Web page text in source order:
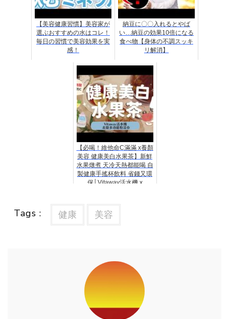
【美容健康習慣】美容家が
選ぶおすすめの水はコレ！
毎日の習慣で美容効果を実
感！
納豆に〇〇入れるとやば
い…納豆の効果10倍になる
食べ物【身体の不調スッキ
リ解消】
【必喝！維他命C滿滿 x養顏
美容 健康美白水果茶】新鮮
水果燉煮 天冷天熱都能喝 自
製健康手搖杯飲料 省錢又環
保│Vitaway活水機 x
Tags : 健康 美容